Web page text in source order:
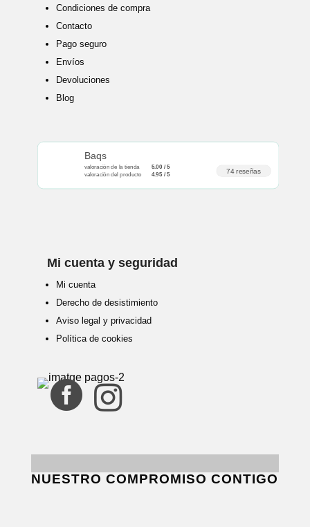
Condiciones de compra
Contacto
Pago seguro
Envíos
Devoluciones
Blog
Baqs
valoración de la tienda 5.00 / 5
valoración del producto 4.95 / 5 74 reseñas
Mi cuenta y seguridad
Mi cuenta
Derecho de desistimiento
Aviso legal y privacidad
Política de cookies
 
NUESTRO COMPROMISO CONTIGO